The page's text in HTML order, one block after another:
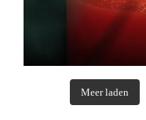
Meer laden